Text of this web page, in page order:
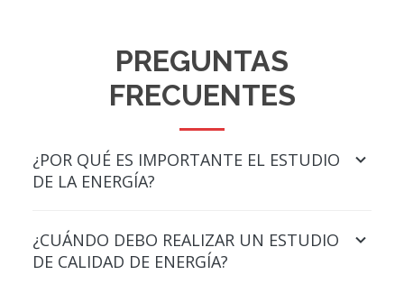
PREGUNTAS
FRECUENTES
¿POR QUÉ ES IMPORTANTE EL ESTUDIO
DE LA ENERGÍA?
¿CUÁNDO DEBO REALIZAR UN ESTUDIO
DE CALIDAD DE ENERGÍA?